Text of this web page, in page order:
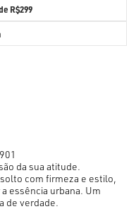
R$299
da sua atitude.
com firmeza e estilo,
essência urbana. Um
de verdade.